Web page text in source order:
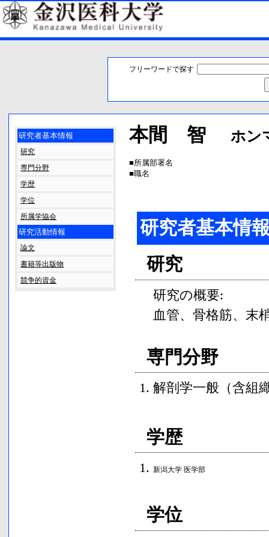
フリーワードで探す
研究者基本情報
研究
専門分野
学歴
学位
所属学協会
研究活動情報
論文
書籍等出版物
競争的資金
本間 智 ホン
■所属部署名
■職名
研究者基本情
研究
研究の概要:
血管、骨格筋、末
専門分野
解剖学一般（含組
学歴
新潟大学 医学部
学位